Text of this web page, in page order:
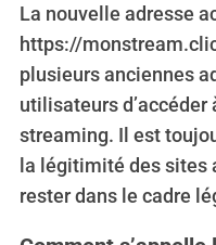
La nouvelle adresse
https://
plusieurs anciennes
utilisateurs d’accéder
streaming. Il est
la légitimité des sites
rester dans le cadre